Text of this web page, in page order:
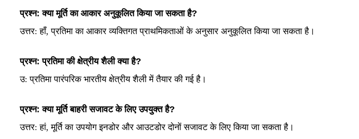
प्रश्न: क्या मूर्ति का आकार अनुकूलित किया जा सकता है?
उत्तर: हाँ, प्रतिमा का आकार व्यक्तिगत प्राथमिकताओं के अनुसार अनुकूलित किया जा सकता है।
प्रश्न: प्रतिमा की क्षेत्रीय शैली क्या है?
उ:प्रतिमा पारंपरिक भारतीय क्षेत्रीय शैली में तैयार की गई है।
प्रश्न: क्या मूर्ति बाहरी सजावट के लिए उपयुक्त है?
उत्तर: हां, मूर्ति का उपयोग इनडोर और आउटडोर दोनों सजावट के लिए किया जा सकता है।